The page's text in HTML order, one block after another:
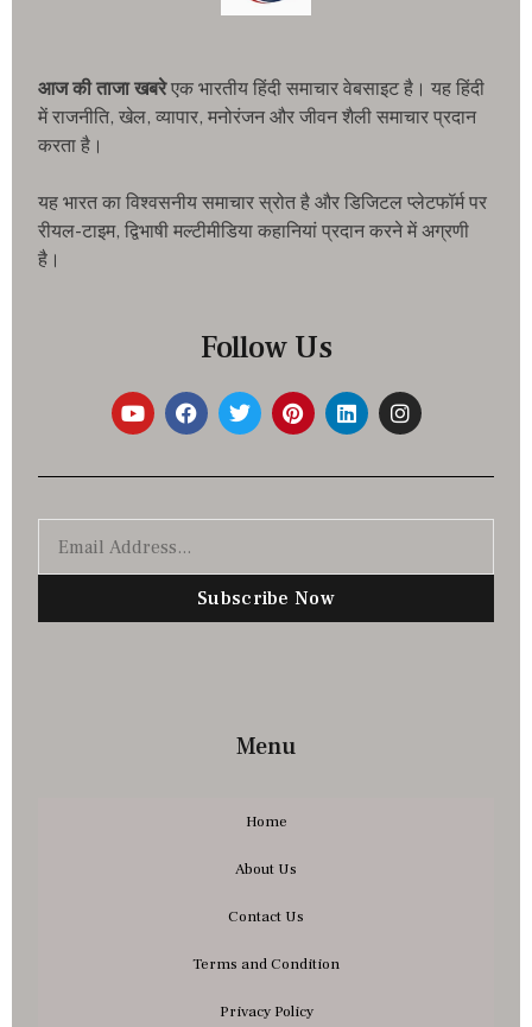
आज की ताजा खबरेएक भारतीय हिंदी समाचार वेबसाइट है। यह हिंदी
में राजनीति, खेल, व्यापार, मनोरंजन और जीवन शैली समाचार प्रदान
करता है।
यह भारत का विश्वसनीय समाचार स्रोत है और डिजिटल प्लेटफॉर्म पर
रीयल-टाइम, द्विभाषी मल्टीमीडिया कहानियां प्रदान करने में अग्रणी
है।
Follow Us
Subscribe Now
Menu
Home
About Us
Contact Us
Terms and Condition
Privacy Policy